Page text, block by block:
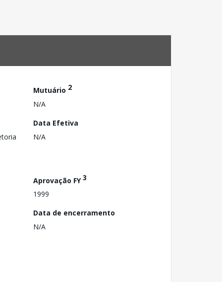
Mutuário 2
N/A
Data Efetiva
N/A
Aprovação FY3
1999
Data de encerramento
N/A